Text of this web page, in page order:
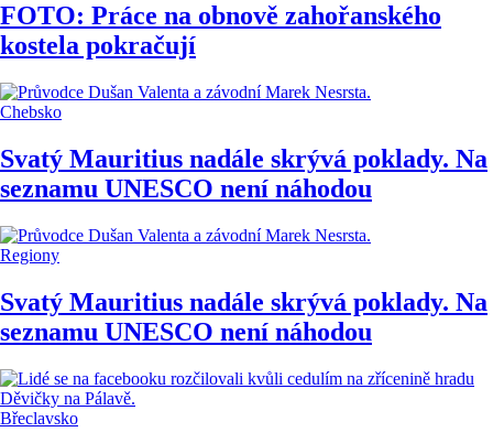
FOTO: Práce na obnově zahořanského
kostela pokračují
Chebsko
Svatý Mauritius nadále skrývá poklady. Na
seznamu UNESCO není náhodou
Regiony
Svatý Mauritius nadále skrývá poklady. Na
seznamu UNESCO není náhodou
Břeclavsko